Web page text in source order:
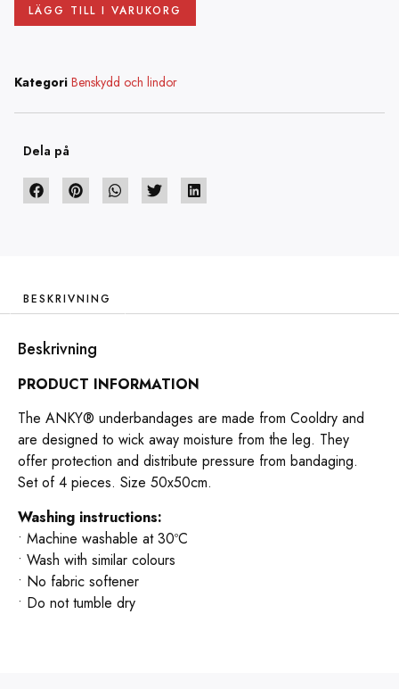
LÄGG TILL I VARUKORG
Kategori Benskydd och lindor
Dela på
BESKRIVNING
Beskrivning
PRODUCT INFORMATION
The ANKY® underbandages are made from Cooldry and
are designed to wick away moisture from the leg. They
offer protection and distribute pressure from bandaging.
Set of 4 pieces. Size 50x50cm.
Washing instructions:
• Machine washable at 30ºC
• Wash with similar colours
• No fabric softener
• Do not tumble dry